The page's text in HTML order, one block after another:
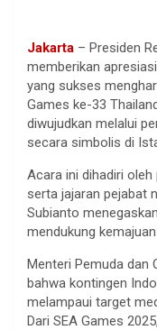
Jakarta – Presiden
memberikan
yang sukses
Games ke-33
diwujudkan melalui
secara simbolis di
Acara ini dihadiri
serta jajaran pejabat
Subianto
mendukung
Menteri Pemuda dan
bahwa kontingen
melampaui target
Dari SEA Games